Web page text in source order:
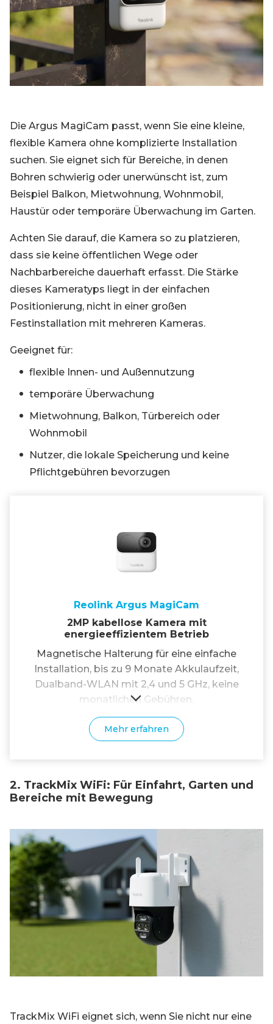
Die Argus MagiCam passt, wenn Sie eine kleine,
flexible Kamera ohne komplizierte Installation
suchen. Sie eignet sich für Bereiche, in denen
Bohren schwierig oder unerwünscht ist, zum
Beispiel Balkon, Mietwohnung, Wohnmobil,
Haustür oder temporäre Überwachung im Garten.
Achten Sie darauf, die Kamera so zu platzieren,
dass sie keine öffentlichen Wege oder
Nachbarbereiche dauerhaft erfasst. Die Stärke
dieses Kameratyps liegt in der einfachen
Positionierung, nicht in einer großen
Festinstallation mit mehreren Kameras.
Geeignet für:
flexible Innen- und Außennutzung
temporäre Überwachung
Mietwohnung, Balkon, Türbereich oder
Wohnmobil
Nutzer, die lokale Speicherung und keine
Pflichtgebühren bevorzugen
Reolink Argus MagiCam
2MP kabellose Kamera mit
energieeffizientem Betrieb
Magnetische Halterung für eine einfache
Installation, bis zu 9 Monate Akkulaufzeit,
Dualband-WLAN mit 2,4 und 5 GHz, keine
monatlichen Gebühren.
Mehr erfahren
2. TrackMix WiFi: Für Einfahrt, Garten und
Bereiche mit Bewegung
TrackMix WiFi eignet sich, wenn Sie nicht nur eine